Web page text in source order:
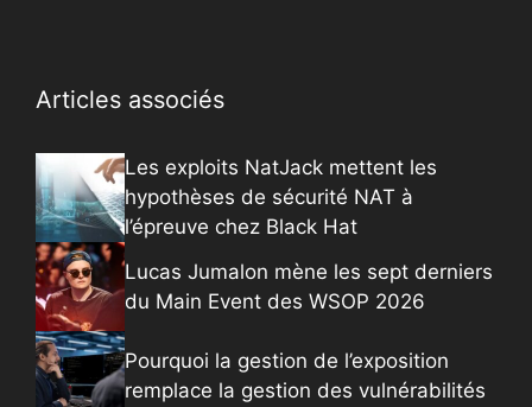
Articles associés
Les exploits NatJack mettent les
hypothèses de sécurité NAT à
l’épreuve chez Black Hat
Lucas Jumalon mène les sept derniers
du Main Event des WSOP 2026
Pourquoi la gestion de l’exposition
remplace la gestion des vulnérabilités